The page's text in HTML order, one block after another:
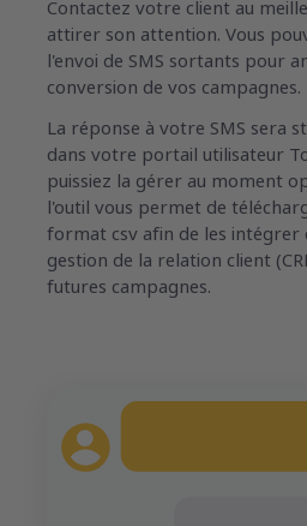
Contactez votre client au
attirer son attention. Vous
l'envoi de SMS sortants pour
conversion de vos campagnes.
La réponse à votre SMS sera
dans votre portail utilisateur
puissiez la gérer au moment
l'outil vous permet de
format csv afin de les intégrer
gestion de la relation client
futures campagnes.